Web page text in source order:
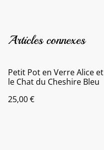
Articles connexes
Petit Pot en Verre Alice et
le Chat du Cheshire Bleu
25,00 €